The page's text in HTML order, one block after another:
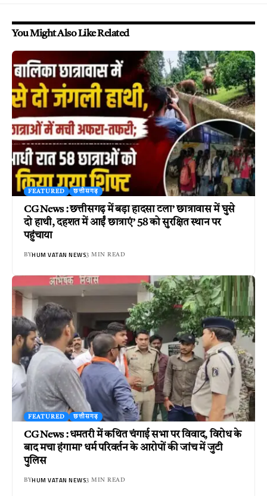
You Might Also Like Related
FEATURED छत्तीसगढ़
CG News : छत्तीसगढ़ में बड़ा हादसा टला’ छात्रावास में घुसे
दो हाथी, दहशत में आईं छात्राएं’ 58 को सुरक्षित स्थान पर
पहुंचाया
BYHUM VATAN NEWS3 MIN READ
FEATURED छत्तीसगढ़
CG News : धमतरी में कथित चंगाई सभा पर विवाद, विरोध के
बाद मचा हंगामा’ धर्म परिवर्तन के आरोपों की जांच में जुटी
पुलिस
BYHUM VATAN NEWS3 MIN READ